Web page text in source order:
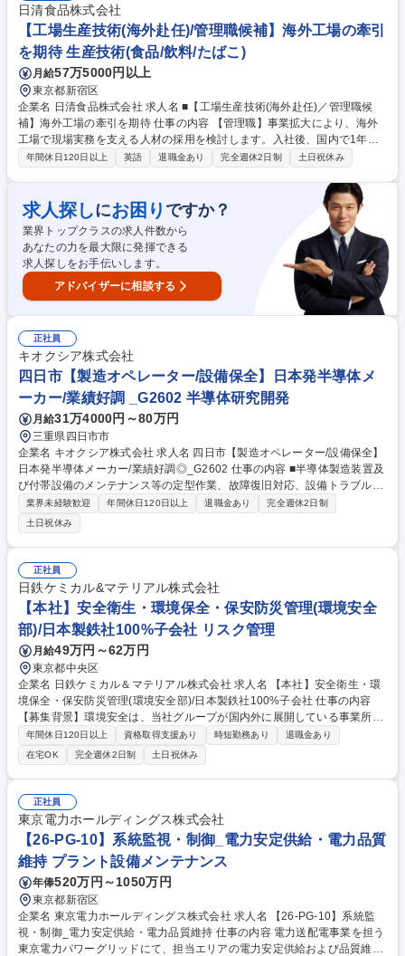
日清食品株式会社
【工場生産技術(海外赴任)/管理職候補】海外工場の牽引
を期待 生産技術(食品/飲料/たばこ)
月給57万5000円以上
東京都新宿区
企業名 日清食品株式会社 求人名 ■【工場生産技術(海外赴任)／管理職候
補】海外工場の牽引を期待 仕事の内容 【管理職】事業拡大により、海外
工場で現場実務を支える人材の採用を検討します。入社後、国内で1年間
程度研修を実施したのち事業状況や希望に応じ、海外赴任にて、工場の運
付帯設備：設備管理,オペレーション指導,保全 等 ■工場マネジメント補佐
(労務管理,品質&コスト管理,安全衛生,SCM業務,現地人材育成 等) ※研修期
間:1～2年程度 (国内工場で夜勤を伴います) ※ご経験やスキル、研修状況
に応じて調整を行いますので変動可能性はございます 募集職種 ■【工場生
産技術(海外赴任)／管理職候補】海外工場の牽引を期待
年間休日120日以上 英語 退職金あり 完全週休2日制 土日祝休み
求人探しにお困り ですか？
業界トップクラスの求人件数から
あなたの力を最大限に発揮できる
求人探しをお手伝いします。
アドバイザーに相談する
正社員
キオクシア株式会社
四日市【製造オペレーター/設備保全】日本発半導体メ
ーカー/業績好調 _G2602 半導体研究開発
月給31万4000円～80万円
三重県四日市市
企業名 キオクシア株式会社 求人名 四日市【製造オペレーター/設備保全】
日本発半導体メーカー/業績好調◎_G2602 仕事の内容 ■半導体製造装置及
び付帯設備のメンテナンス等の定型作業、故障復旧対応、設備トラブルの
原因調査、再発防止策の立案と実行稼働率向上、保全コスト低減を目的と
した予防保全・改善活動などの保全業務全般 【採用背景】NANDフラッシ
ュメモリ市場は、生成AIの拡大に伴い爆発的な成長を続けています。それ
に併せて年々高容量化と高性能化が進んでおり、製造技術でハード/プロセ
スを最適化し、品質改善とコストダウンを両立していくことが不可欠で
す。競争の激しい市場で他社に差をつけるために、幅広い発想を持ち、挑
戦を恐れずに積極的な改善を進める仲間を新たに迎え入れたいと考えてい
ます。 募集職種 四日市【製造オペレーター/設備保全】日本発半導体メー
カー/業績好調◎_G2602
業界未経験歓迎 年間休日120日以上 退職金あり
完全週休2日制
土日祝休み
正社員
日鉄ケミカル&マテリアル株式会社
【本社】安全衛生・環境保全・保安防災管理(環境安全
部)/日本製鉄社100%子会社 リスク管理
月給49万円～62万円
東京都中央区
企業名 日鉄ケミカル＆マテリアル株式会社 求人名 【本社】安全衛生・環
境保全・保安防災管理(環境安全部)/日本製鉄社100%子会社 仕事の内容
【募集背景】環境安全は、当社グループが国内外に展開している事業所、
研究所等の安全・環境・防災等のリスクを低減し、企業活動の基盤を強化
する仕事です。実際の業務である安全衛生、保安防災、及び、環境保全等
のテーマは、法的側面及び社会的な企業責任からもますます重要となって
きており、その陣容強化(対応人員の増強)の為 【業務詳細】■国内事業
所、及び、国内外グループ会社全社における安全衛生、環境保全、保安防
災管理■全社レスポンシブルケア活動方針の立案・実行管理■国内事業所、
及び、国内外グループ会社全社における監査対応■社内教育、理解活動■事
故、トラブル対応■各種工業会・協会対応 募集職種 【本社】安全衛生・環
境保全・保安防災管理(環境安全部)/日本製鉄社100%子会社
年間休日120日以上 資格取得支援あり 時短勤務あり
退職金あり
在宅OK
完全週休2日制 土日祝休み
正社員
東京電力ホールディングス株式会社
【26-PG-10】系統監視・制御_電力安定供給・電力品質
維持 プラント設備メンテナンス
年俸520万円～1050万円
東京都新宿区
企業名 東京電力ホールディングス株式会社 求人名 【26-PG-10】系統監
視・制御_電力安定供給・電力品質維持 仕事の内容 電力送配電事業を担う
東京電力パワーグリッドにて、担当エリアの電力安定供給および品質維持